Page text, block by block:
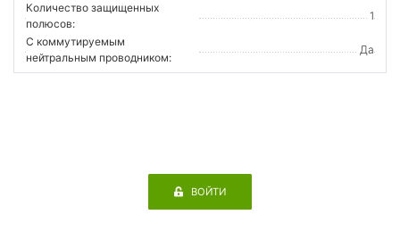
Количество защищенных
полюсов:
1
С коммутируемым
нейтральным проводником:
Да
ВОЙТИ